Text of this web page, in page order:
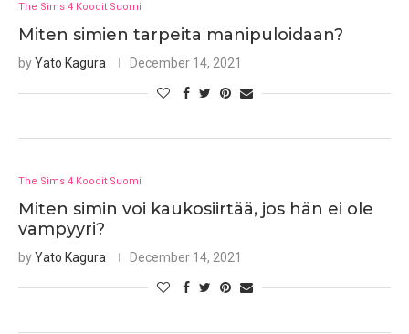
The Sims 4 Koodit Suomi
Miten simien tarpeita manipuloidaan?
byYato Kagura December 14, 2021
The Sims 4 Koodit Suomi
Miten simin voi kaukosiirtää, jos hän ei ole
vampyyri?
byYato Kagura December 14, 2021